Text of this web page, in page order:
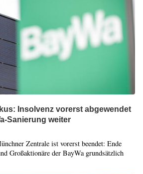
Insolvenz vorerst abgewendet
Sanierung weiter
Zentrale ist vorerst beendet: Ende
Großaktionäre der BayWa grundsätzlich